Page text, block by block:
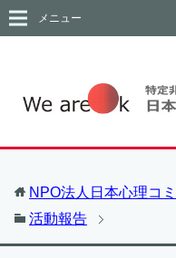
メニュー
NPO法人日本心理コ
活動報告